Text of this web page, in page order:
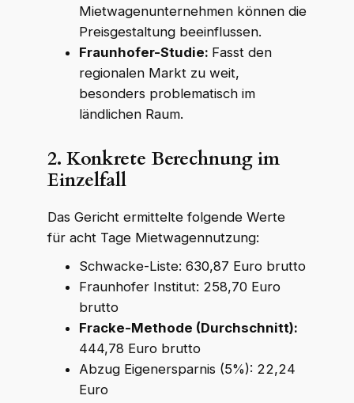
Mietwagenunternehmen können die
Preisgestaltung beeinflussen.
Fraunhofer-Studie: Fasst den
regionalen Markt zu weit,
besonders problematisch im
ländlichen Raum.
2. Konkrete Berechnung im
Einzelfall
Das Gericht ermittelte folgende Werte
für acht Tage Mietwagennutzung:
Schwacke-Liste: 630,87 Euro brutto
Fraunhofer Institut: 258,70 Euro
brutto
Fracke-Methode (Durchschnitt):
444,78 Euro brutto
Abzug Eigenersparnis (5%): 22,24
Euro